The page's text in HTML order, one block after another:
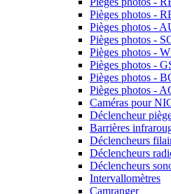
Pièges photos -
Pièges photos -
Pièges photos -
Pièges photos -
Pièges photos -
Pièges photos -
Pièges photos -
Caméras pour
Déclencheur
Barrières
Déclencheurs
Déclencheurs
Déclencheurs
Intervallomètres
Camranger